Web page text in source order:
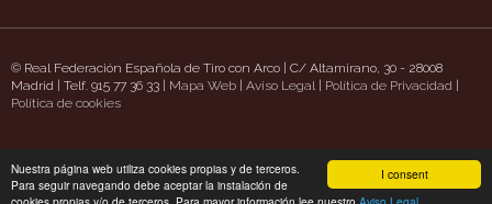
I consent
Nuestra página web utiliza cookies propias y de terceros.
Para seguir navegando debe aceptar la instalación de
© Real Federación Española de Tiro con Arco | C/ Altamirano, 30 - 28008
Madrid | Telf. 915 77 36 33 | Mapa Web Aviso Legal| Política de Privacidad
Política de cookies
https://www.uavpioneers.com/